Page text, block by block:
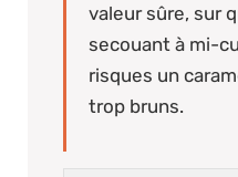
valeur sûre, sur
secouant à mi-
risques un
trop bruns.